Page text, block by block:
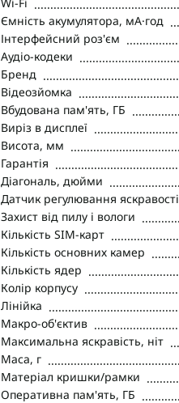
Ємність акумулятора, мА·год
Інтерфейсний роз'єм
Аудіо-кодеки
Бренд
Відеозйомка
Вбудована пам'ять, ГБ
Виріз в дисплеї
Висота, мм
Гарантія
Діагональ, дюйми
Датчик регулювання яскравості
Захист від пилу і вологи
Кількість SIM-карт
Кількість основних камер
Кількість ядер
Колір корпусу
Лінійка
Макро-об'єктив
Максимальна яскравість, ніт
Маса, г
Матеріал кришки/рамки
Оперативна пам'ять, ГБ